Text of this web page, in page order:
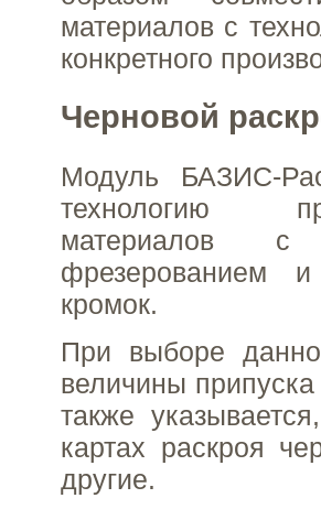
материалов с
конкретного
Черновой
Модуль БАЗИС-
технологию
материалов с
фрезерованием
кромок.
При выборе
величины
также
картах раскроя
другие.